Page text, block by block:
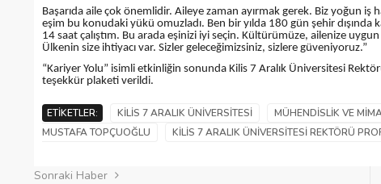
Başarıda aile çok önemlidir. Aileye zaman ayırmak gerek. Biz yoğun iş
eşim bu konudaki yükü omuzladı. Ben bir yılda 180 gün şehir dışında
14 saat çalıştım. Bu arada eşinizi iyi seçin. Kültürümüze, ailenize
Ülkenin size ihtiyacı var. Sizler geleceğimizsiniz, sizlere güveniyoruz.”
“Kariyer Yolu” isimli etkinliğin sonunda Kilis 7 Aralık Üniversitesi
teşekkür plaketi verildi.
ETIKETLER: KILIS 7 ARALIK ÜNIVERSITESI MÜHENDISLIK VE
MUSTAFA TOPÇUOĞLU
KILIS 7 ARALIK ÜNIVERSITESI REKTÖRÜ
Sonraki Haber